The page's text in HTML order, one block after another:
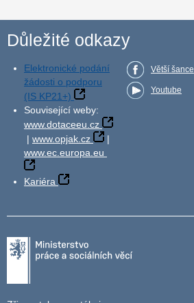
Důležité odkazy
Elektronické podání
žádosti o podporu
(IS KP21+)
Související weby:
www.dotaceeu.cz
| www.opjak.cz
|
www.ec.europa.eu
Kariéra
Větší šance
Youtube